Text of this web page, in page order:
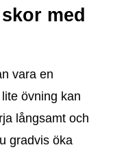
med
vara en
övning kan
långsamt och
gradvis öka